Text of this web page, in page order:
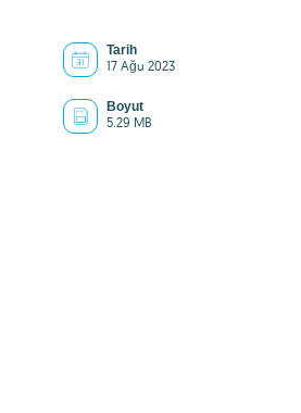
Tarih
17 Ağu 2023
Boyut
5.29 MB